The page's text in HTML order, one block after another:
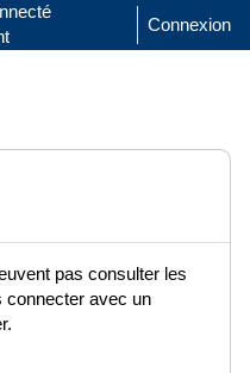
recherche
Connexion
pas consulter les
connecter avec un